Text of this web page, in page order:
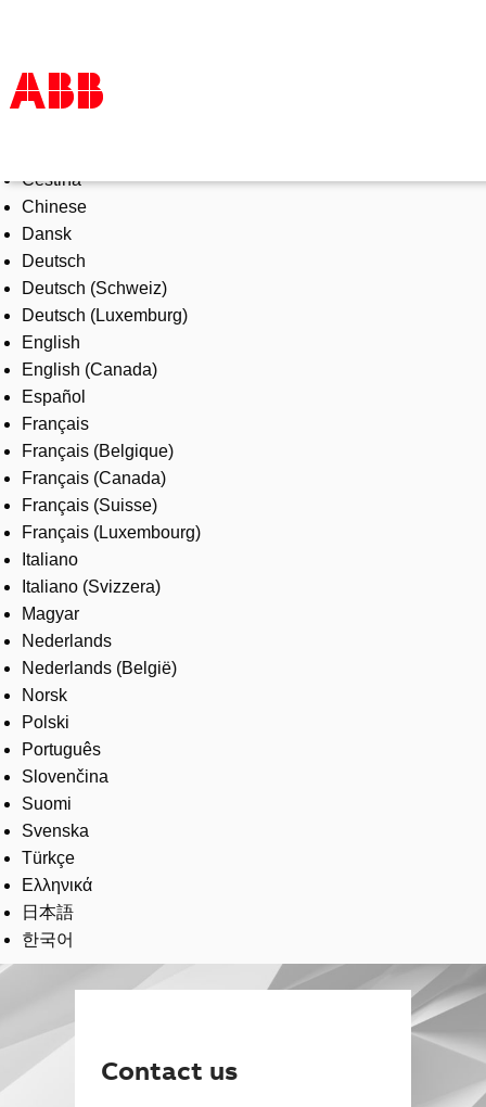
Products & Solutions
Industries
Services
About us
Where to buy
Contact us
Careers
Čeština
Chinese
Dansk
Deutsch
Deutsch (Schweiz)
Deutsch (Luxemburg)
English
English (Canada)
Español
Français
Français (Belgique)
Français (Canada)
Français (Suisse)
Français (Luxembourg)
Italiano
Italiano (Svizzera)
Magyar
Nederlands
Nederlands (België)
Norsk
Polski
Português
Slovenčina
Suomi
Svenska
Türkçe
Ελληνικά
日本語
한국어
Contact us